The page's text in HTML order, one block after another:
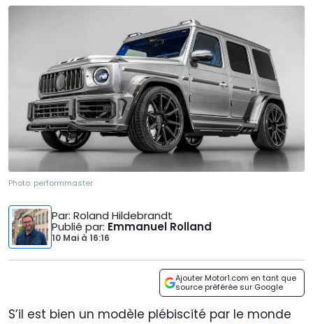
Photo: performmaster
Par: Roland Hildebrandt
Publié par: Emmanuel Rolland
10 Mai à 16:16
Ajouter Motor1.com en tant que
source préférée sur Google
S’il est bien un modèle plébiscité par le monde